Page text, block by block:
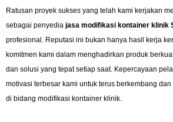
Ratusan proyek sukses yang telah kami kerjakan
sebagai penyedia jasa modifikasi kontainer klinik
profesional. Reputasi ini bukan hanya hasil kerja
komitmen kami dalam menghadirkan produk
dan solusi yang tepat setiap saat. Kepercayaan
motivasi terbesar kami untuk terus berkembang
di bidang modifikasi kontainer klinik.